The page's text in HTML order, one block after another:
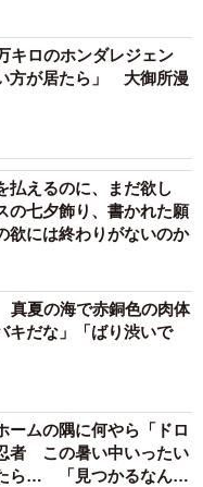
キロのホンダレジェン
方が居たら」 大御所漫
払えるのに、まだ欲し
の七夕飾り、書かれた願
には終わりがないのか
夏の海で赤銅色の肉体
だな」「ばり渋いで
ムの隅に何やら「ドロ
者 この暑い中いったい
ら… 「見つかるなんて